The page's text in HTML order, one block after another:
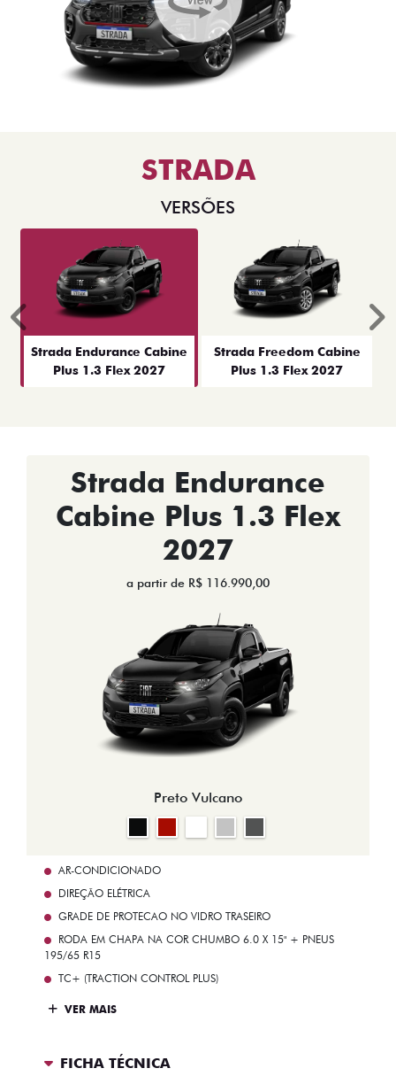
STRADA
VERSÕES
Strada Endurance Cabine
Plus 1.3 Flex 2027
Strada Freedom Cabine
Plus 1.3 Flex 2027
Anterior
Strada Endurance
Cabine Plus 1.3 Flex
2027
a partir de R$ 116.990,00
Preto Vulcano
AR-CONDICIONADO
DIREÇÃO ELÉTRICA
GRADE DE PROTECAO NO VIDRO TRASEIRO
RODA EM CHAPA NA COR CHUMBO 6.0 X 15" + PNEUS
195/65 R15
TC+ (TRACTION CONTROL PLUS)
VER MAIS
FICHA TÉCNICA